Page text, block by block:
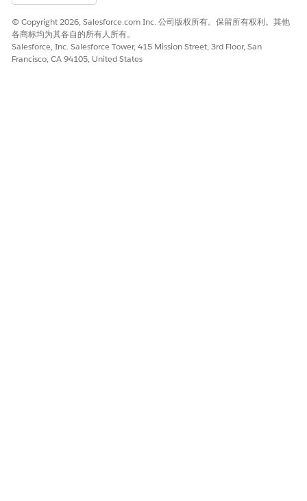
业务和集成注意事项
客户操作和配置应根据特定用例和内部业务用途进行选择。
© Copyright 2026, Salesforce.com Inc. 公司版权所有。保留所有权利。其他
各商标均为其各自的所有人所有。
Salesforce, Inc. Salesforce Tower, 415 Mission Street, 3rd Floor, San
Francisco, CA 94105, United States